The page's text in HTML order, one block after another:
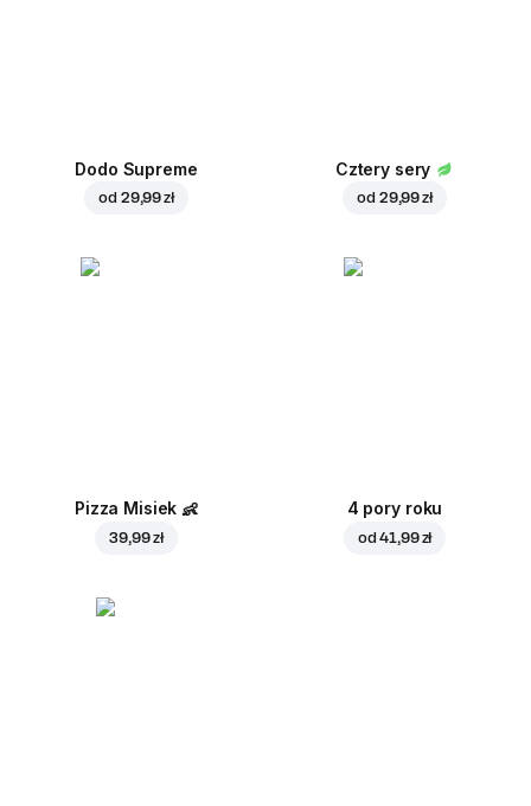
Dodo Supreme
od 29,99 zł
Cztery sery
od 29,99 zł
Pizza Misiek 👶
39,99 zł
4 pory roku
od41,99 zł